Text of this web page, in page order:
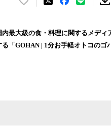
い
！
数
最大級の食・料理に関するメディ
「GOHAN | 1分お手軽オトコのゴ